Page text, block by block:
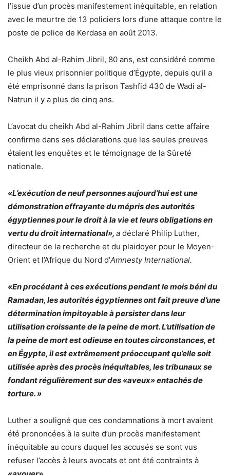
l’issue d’un procès manifestement inéquitable, en relation
avec le meurtre de 13 policiers lors d’une attaque contre le
poste de police de Kerdasa en août 2013.
Cheikh Abd al-Rahim Jibril, 80 ans, est considéré comme
le plus vieux prisonnier politique d’Égypte, depuis qu’il a
été emprisonné dans la prison Tashfid 430 de Wadi al-
Natrun il y a plus de cinq ans.
L’avocat du cheikh Abd al-Rahim Jibril dans cette affaire
confirme dans ses déclarations que les seules preuves
étaient les enquêtes et le témoignage de la Sûreté
nationale.
«L’exécution de neuf personnes aujourd’hui est une
démonstration effrayante du mépris des autorités
égyptiennes pour le droit à la vie et leurs obligations en
vertu du droit international», a déclaré Philip Luther,
directeur de la recherche et du plaidoyer pour le Moyen-
Orient et l’Afrique du Nord d’Amnesty International.
«En procédant à ces exécutions pendant le mois béni du
Ramadan, les autorités égyptiennes ont fait preuve d’une
détermination impitoyable à persister dans leur
utilisation croissante de la peine de mort. L’utilisation de
la peine de mort est odieuse en toutes circonstances, et
en Égypte, il est extrêmement préoccupant qu’elle soit
utilisée après des procès inéquitables, les tribunaux se
fondant régulièrement sur des «aveux» entachés de
torture. »
Luther a souligné que ces condamnations à mort avaient
été prononcées à la suite d’un procès manifestement
inéquitable au cours duquel les accusés se sont vus
refuser l’accès à leurs avocats et ont été contraints à